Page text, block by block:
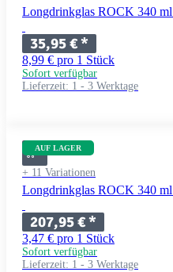
Longdrinkglas ROCK 340
35,95 €*
8,99 € pro 1 Stück
Sofort verfügbar
Lieferzeit: 1 - 3 Werktage
AUF LAGER
+ 11 Variationen
Longdrinkglas ROCK 340
207,95 €*
3,47 € pro 1 Stück
Sofort verfügbar
Lieferzeit: 1 - 3 Werktage